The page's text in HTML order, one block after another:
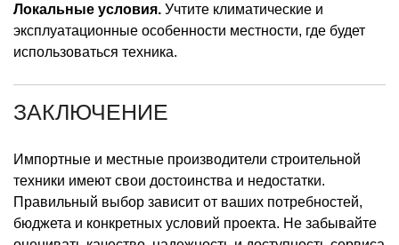
Локальные условия. Учтите климатические и
эксплуатационные особенности местности, где будет
использоваться техника.
ЗАКЛЮЧЕНИЕ
Импортные и местные производители строительной
техники имеют свои достоинства и недостатки.
Правильный выбор зависит от ваших потребностей,
бюджета и конкретных условий проекта. Не забывайте